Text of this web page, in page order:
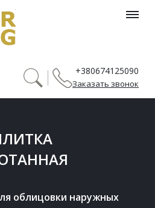
+380674125090
Заказать звонок
облицовки наружных